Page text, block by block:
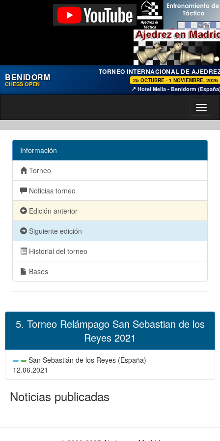
BENIDORM
CHESS OPEN
TORNEO INTERNACIONAL DE
25 OCTUBRE - 1 NOVIEMBRE, 2026
📍 Hotel Melia - Benidorm
Información
Torneo
Noticias torneo
Edición anterior
Siguiente edición
Historial del torneo
Bases
5. Torneo Relámpago San Sebastian de los
Reyes 2021
San Sebastián de los Reyes (España)
12.06.2021
Noticias publicadas